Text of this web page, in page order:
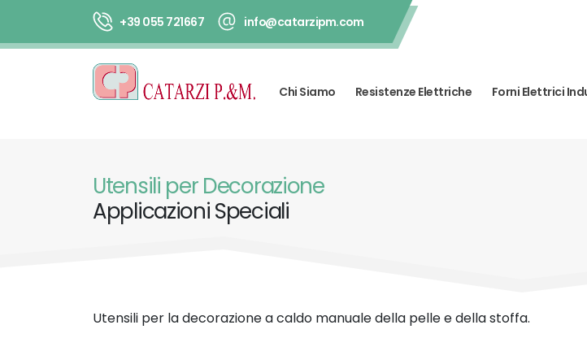
+39 055 721667 info@catarzipm.com
Chi Siamo Resistenze Elettriche Forni Elettrici
Utensili per Decorazione
Applicazioni Speciali
Utensili per la decorazione a caldo manuale della pelle e della stoffa.